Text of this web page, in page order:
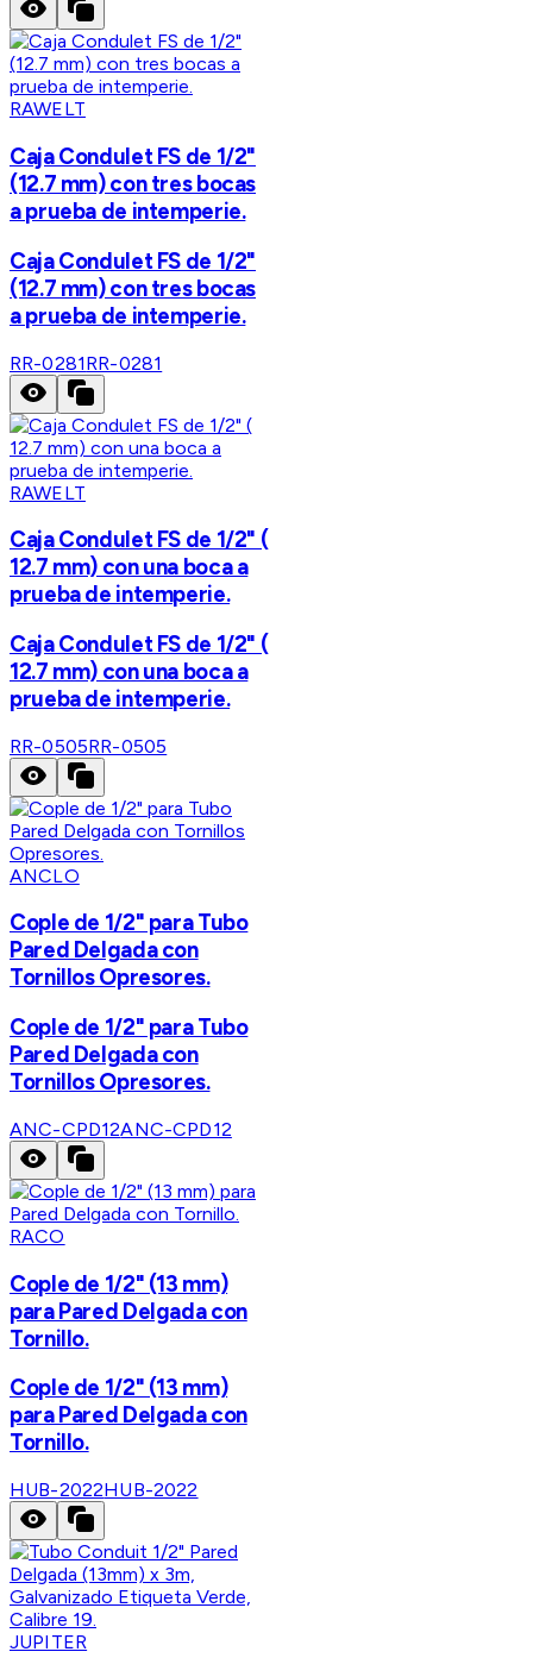
RAWELT
Caja Condulet FS de 1/2"
(12.7 mm) con tres bocas
a prueba de intemperie.
Caja Condulet FS de 1/2"
(12.7 mm) con tres bocas
a prueba de intemperie.
RR-0281RR-0281
RAWELT
Caja Condulet FS de 1/2" (
12.7 mm) con una boca a
prueba de intemperie.
Caja Condulet FS de 1/2" (
12.7 mm) con una boca a
prueba de intemperie.
RR-0505RR-0505
ANCLO
Cople de 1/2" para Tubo
Pared Delgada con
Tornillos Opresores.
Cople de 1/2" para Tubo
Pared Delgada con
Tornillos Opresores.
ANC-CPD12ANC-CPD12
RACO
Cople de 1/2" (13 mm)
para Pared Delgada con
Tornillo.
Cople de 1/2" (13 mm)
para Pared Delgada con
Tornillo.
HUB-2022HUB-2022
JUPITER